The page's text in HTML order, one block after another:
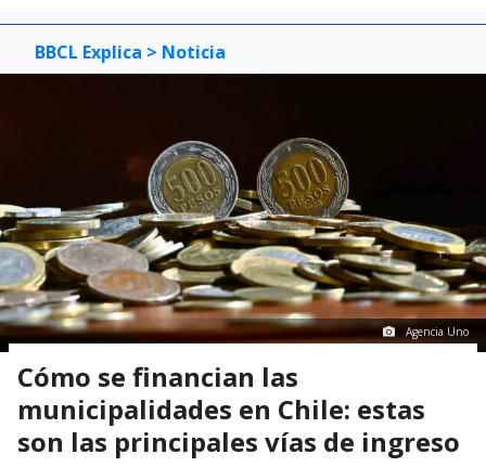
BBCL Explica > Noticia
Agencia Uno
Cómo se financian las
municipalidades en Chile: estas
son las principales vías de ingreso